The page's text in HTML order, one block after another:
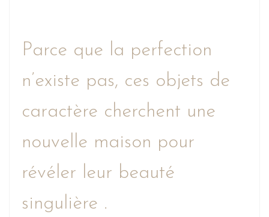
Parce que la perfection
n’existe pas, ces objets de
caractère cherchent une
nouvelle maison pour
révéler leur beauté
singulière .